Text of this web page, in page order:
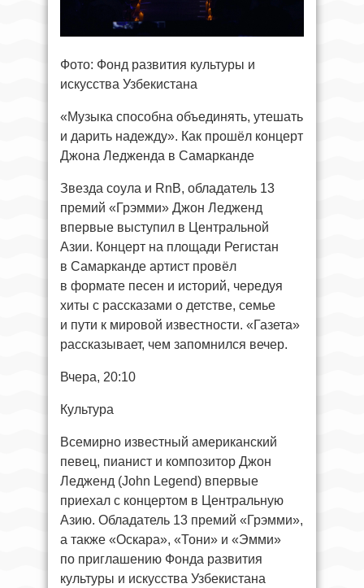
Фото: Фонд развития культуры и
искусства Узбекистана
«Музыка способна объединять, утешать
и дарить надежду». Как прошёл концерт
Джона Ледженда в Самарканде
Звезда соула и RnB, обладатель 13
премий «Грэмми» Джон Ледженд
впервые выступил в Центральной
Азии. Концерт на площади Регистан
в Самарканде артист провёл
в формате песен и историй, чередуя
хиты с рассказами о детстве, семье
и пути к мировой известности. «Газета»
рассказывает, чем запомнился вечер.
Вчера, 20:10
Культура
Всемирно известный американский
певец, пианист и композитор Джон
Ледженд (John Legend) впервые
приехал с концертом в Центральную
Азию. Обладатель 13 премий «Грэмми»,
а также «Оскара», «Тони» и «Эмми»
по приглашению Фонда развития
культуры и искусства Узбекистана